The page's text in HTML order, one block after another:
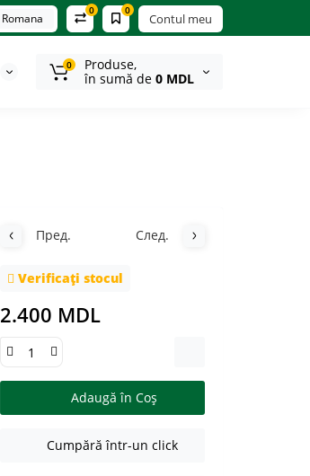
Contul meu
0
0
Romana
0
Produse,
în sumă de 0 MDL
Пред. След.
Verificați stocul
2.400 MDL
Adaugă în Coş
Cumpără într-un click